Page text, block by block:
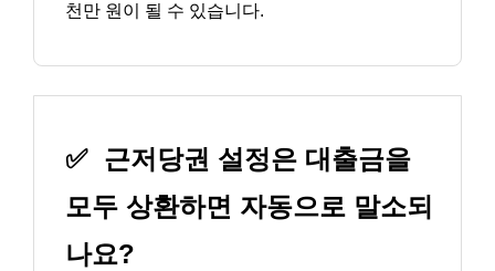
천만 원이 될 수 있습니다.
✅ 근저당권 설정은 대출금을
모두 상환하면 자동으로 말소되
나요?